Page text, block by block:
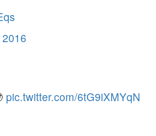
pic.twitter.com/6tG9iXMYqN